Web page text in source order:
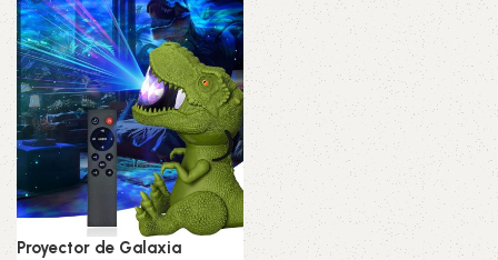
Proyector de Galaxia